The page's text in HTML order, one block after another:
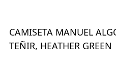
CAMISETA MANUEL
TEÑIR, HEATHER GREEN